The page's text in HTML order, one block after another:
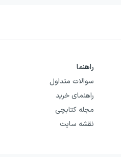
راهنما
سوالات متداول
راهنمای خرید
مجله کتابچی
نقشه سایت